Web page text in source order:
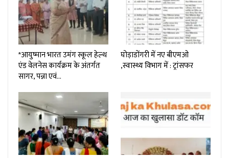
*आयुष्मान भारत उमंग स्कूल हेल्थ
एंड वेलनेस कार्यक्रम के अंतर्गत
सागर, पन्ना एवं…
घोड़ाडोंगरी में नए बीएमओ
,स्वास्थ्य विभाग में : ट्रांसफर